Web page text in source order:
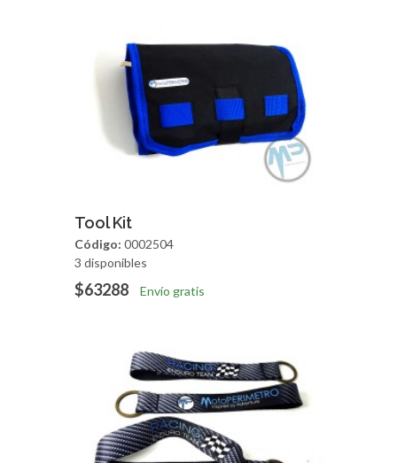
Agregar
Tool Kit
Código: 0002504
3 disponibles
$63288 Envío gratis